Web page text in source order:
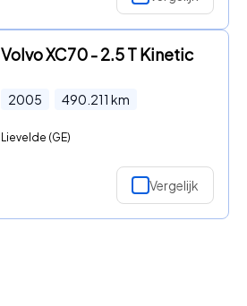
Volvo XC70 - 2.5 T Kinetic
2005 490.211 km
Lievelde (GE)
Vergelijk